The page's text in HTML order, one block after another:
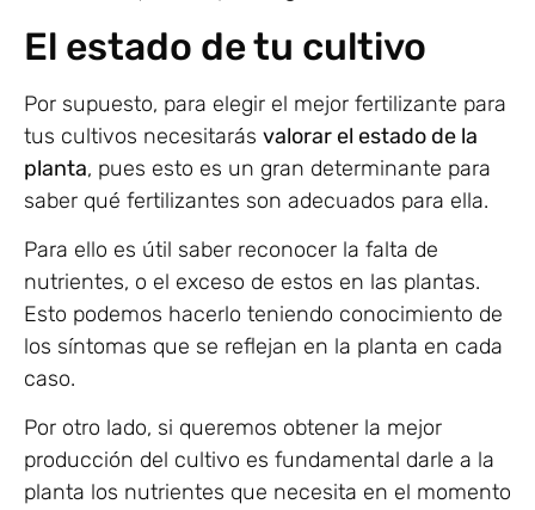
El estado de tu cultivo
Por supuesto, para elegir el mejor fertilizante para
tus cultivos necesitarás valorar el estado de la
planta, pues esto es un gran determinante para
saber qué fertilizantes son adecuados para ella.
Para ello es útil saber reconocer la falta de
nutrientes, o el exceso de estos en las plantas.
Esto podemos hacerlo teniendo conocimiento de
los síntomas que se reflejan en la planta en cada
caso.
Por otro lado, si queremos obtener la mejor
producción del cultivo es fundamental darle a la
planta los nutrientes que necesita en el momento